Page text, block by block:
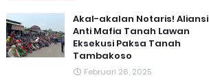
Akal-akalan Notaris! Aliansi
Anti Mafia Tanah Lawan
Eksekusi Paksa Tanah
Tambakoso
Februari 26, 2025